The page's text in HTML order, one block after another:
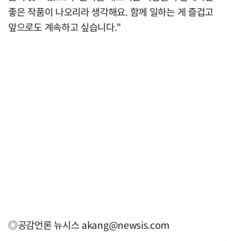
좋은 작품이 나오리라 생각해요. 함께 일하는 게 즐겁고
앞으로도 계속하고 싶습니다."
◎공감언론 뉴시스akang@newsis.com